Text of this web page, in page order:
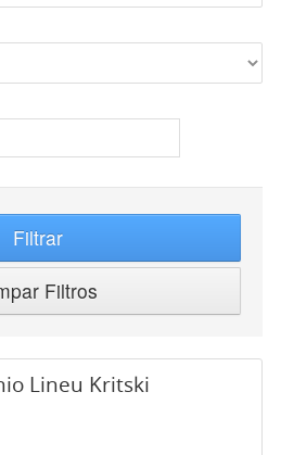
Filtrar
Filtros
Lineu Kritski